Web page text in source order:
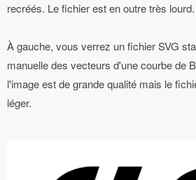
recréés. Le fichier est en outre très lourd.
À gauche, vous verrez un fichier SVG
manuelle des vecteurs d'une courbe de
l'image est de grande qualité mais le
léger.